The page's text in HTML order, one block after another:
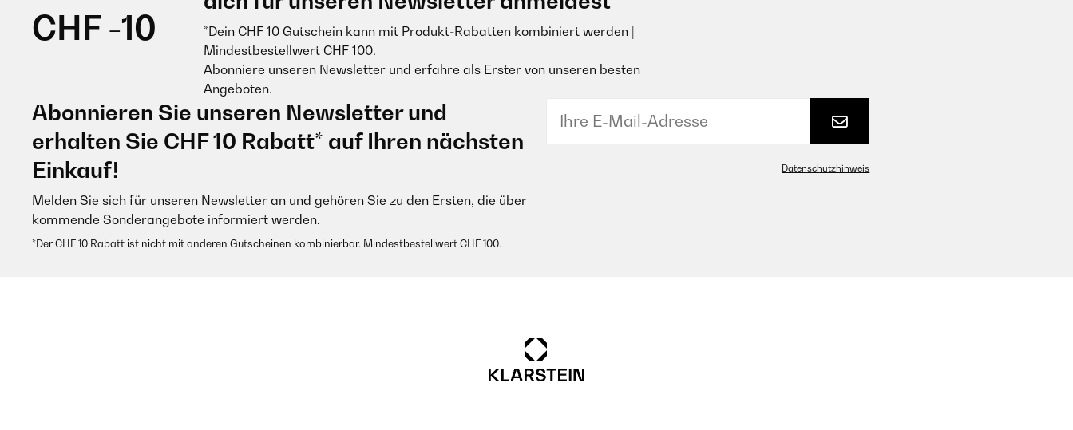
CHF -10
*Dein CHF 10 Gutschein kann mit Produkt-Rabatten kombiniert werden |
Mindestbestellwert CHF 100.
Abonniere unseren Newsletter und erfahre als Erster von unseren besten
Angeboten.
Abonnieren Sie unseren Newsletter und
erhalten Sie CHF 10 Rabatt* auf Ihren nächsten
Einkauf!
Melden Sie sich für unseren Newsletter an und gehören Sie zu den Ersten, die über
kommende Sonderangebote informiert werden.
*Der CHF 10 Rabatt ist nicht mit anderen Gutscheinen kombinierbar. Mindestbestellwert CHF 100.
Datenschutzhinweis